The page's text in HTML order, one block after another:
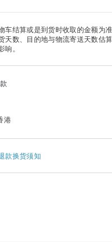
车结算或是到货时收取的金额为准
天数、目的地与物流寄送天数估
。
港
款换货须知